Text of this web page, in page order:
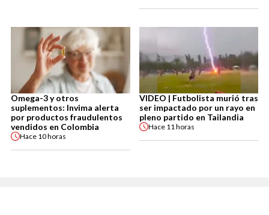
Omega-3 y otros
suplementos: Invima alerta
por productos fraudulentos
vendidos en Colombia
Hace 10 horas
VIDEO | Futbolista murió tras
ser impactado por un rayo en
pleno partido en Tailandia
Hace 11 horas